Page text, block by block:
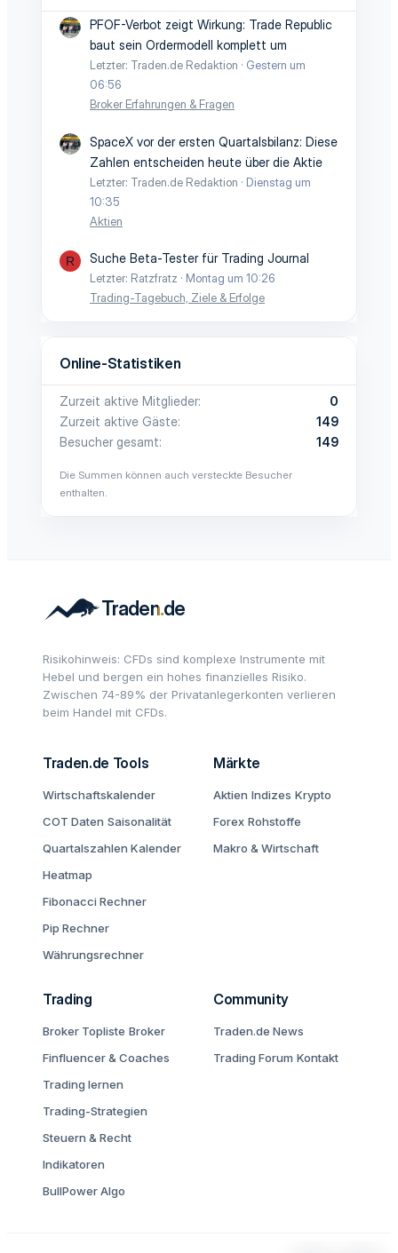
PFOF-Verbot zeigt Wirkung: Trade Republic
baut sein Ordermodell komplett um
Letzter: Traden.de Redaktion
Gestern um
06:56
Broker Erfahrungen & Fragen
SpaceX vor der ersten Quartalsbilanz: Diese
Zahlen entscheiden heute über die Aktie
Letzter: Traden.de Redaktion
Dienstag um
10:35
Aktien
R Suche Beta-Tester für Trading Journal
Letzter: Ratzfratz
Montag um 10:26
Trading-Tagebuch, Ziele & Erfolge
Online-Statistiken
Zurzeit aktive Mitglieder
0
Zurzeit aktive Gäste
149
Besucher gesamt
149
Die Summen können auch versteckte Besucher
enthalten.
Risikohinweis: CFDs sind komplexe Instrumente mit
Hebel und bergen ein hohes finanzielles Risiko.
Zwischen 74-89% der Privatanlegerkonten verlieren
beim Handel mit CFDs.
Traden.de Tools
Wirtschaftskalender
COT Daten Saisonalität
Quartalszahlen Kalender
Heatmap
Fibonacci Rechner
Pip Rechner
Währungsrechner
Märkte
Aktien Indizes Krypto
Forex Rohstoffe
Makro & Wirtschaft
Trading
Broker Topliste Broker
Finfluencer & Coaches
Trading lernen
Trading-Strategien
Steuern & Recht
Indikatoren
BullPower Algo
Community
Traden.de News
Trading Forum Kontakt